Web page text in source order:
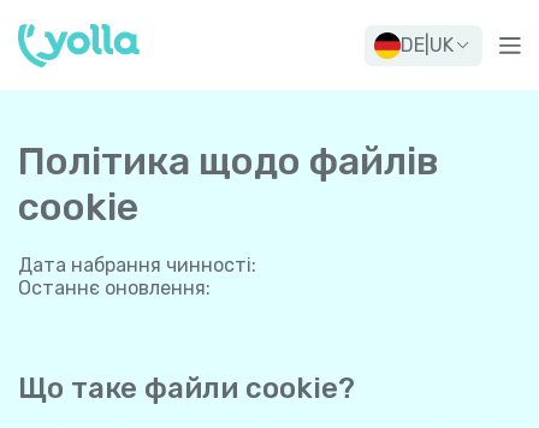
DE UK
Політика щодо файлів
cookie
Дата набрання чинності:
Останнє оновлення:
Що таке файли cookie?